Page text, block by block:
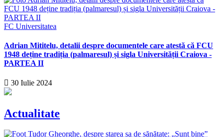
FC Universitatea
Adrian Mititelu, detalii despre documentele care atestă că FCU
1948 deține tradiția (palmaresul) și sigla Universității Craiova -
PARTEA II
30 Iulie 2024
Actualitate